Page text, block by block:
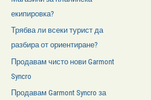
екипировка?
Трябва ли всеки турист да
разбира от ориентиране?
Продавам чисто нови Garmont
Syncro
Продавам Garmont Syncro за